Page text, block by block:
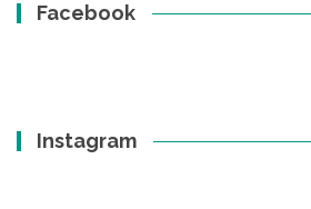
Facebook
Instagram